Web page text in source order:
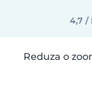
4,7 /
Reduza o